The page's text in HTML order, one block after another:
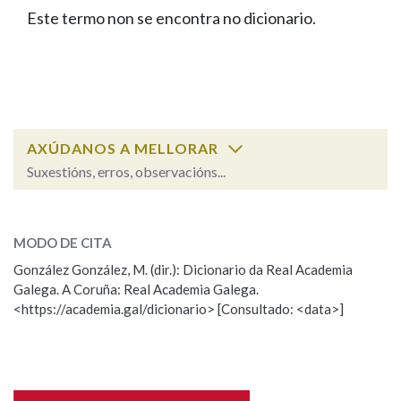
FIGURAS HOMENAXEADAS
PORTAL DAS PALABRAS
Facebook
TwitterYoutubeInstagram
Bluesky
BUSCAR NOS LEMAS
Remata por
BUSCAR NO CONTIDO
Nas definicións
Este termo non se encontra no dicionario.
AXÚDANOS A MELLORAR
Suxestións, erros, observacións...
Observación
Nome
MODO DE CITA
González González, M. (dir.): Dicionario da Real Academia
Galega. A Coruña: Real Academia Galega.
<https://academia.gal/dicionario> [Consultado: <data>]